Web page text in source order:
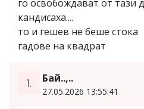
го освобождават от тази
кандисаха....
то и гешев не беше стока
гадове на квадрат
1. Бай..,..
27.05.2026 13:55:41